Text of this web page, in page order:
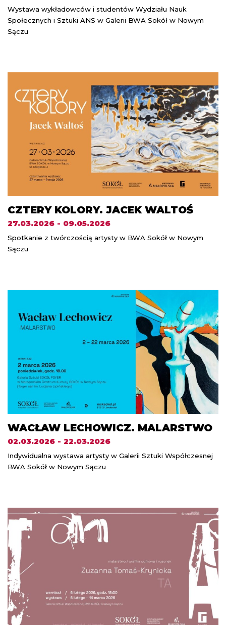
Wystawa wykładowców i studentów Wydziału Nauk
Społecznych i Sztuki ANS w Galerii BWA Sokół w Nowym
Sączu
CZTERY KOLORY. JACEK WALTOŚ
27.03.2026 - 09.05.2026
Spotkanie z twórczością artysty w BWA Sokół w Nowym
Sączu
WACŁAW LECHOWICZ. MALARSTWO
02.03.2026 - 22.03.2026
Indywidualna wystawa artysty w Galerii Sztuki Współczesnej
BWA Sokół w Nowym Sączu